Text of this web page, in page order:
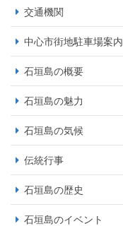
交通機関
中心市街地駐車場案内
石垣島の概要
石垣島の魅力
石垣島の気候
伝統行事
石垣島の歴史
石垣島のイベント